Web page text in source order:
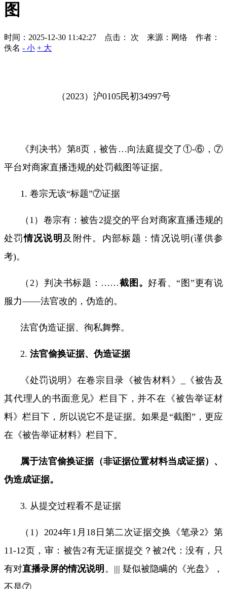
图
时间：2025-12-30 11:42:27 点击： 次 来源：网络 作者：
佚名 - 小 + 大
（ 2023）沪0105民初34997号
《判决书》第8页，被告…向法庭提交了①-⑥，⑦
平台对商家直播违规的处罚截图等证据。
1. 卷宗无该“标题”⑦证据
（ 1 ） 卷宗有：被告2提交的平台对商家直播违规的
处罚情况说明 及附件。 内部标题：情况说明 (谨供参
考)。
（ 2 ） 判决书标题： ……截图。好看、“图”更有说
服力——法官改的，伪造的。
法官伪造证据、徇私舞弊。
2. 法官偷换证据、伪造证据
《处罚说明》在卷宗目录《被告材料》
《被告及
其代理人的书面意见》栏目下，并不在《被告举证材
料》栏目下，所以说它不是证据。如果是“截图”，更应
在《被告举证材料》栏目下。
属于法官偷换证据（非证据位置材料当成证据）、
伪造成证据。
3. 从提交过程看不是证据
（ 1 ） 2024年1 月 18 日第二次证据交换《笔录2》第
11-12页，审：被告2有无证据提交 ？被2代：没有 ，只
有对直播录屏的情况说明 。 ||| 疑似被隐瞒的《光盘》，
不是⑦。